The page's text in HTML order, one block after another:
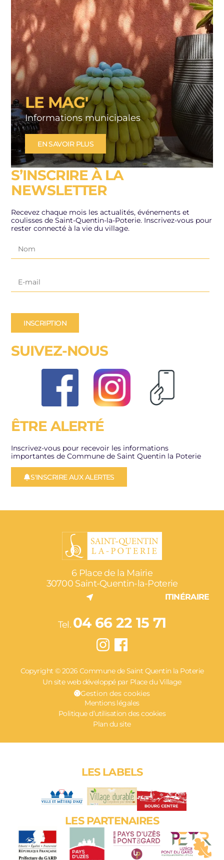
LE MAG'
Informations municipales
EN SAVOIR PLUS
S’INSCRIRE À LA
NEWSLETTER
Recevez chaque mois les actualités, événements et
coulisses de Saint-Quentin-la-Poterie. Inscrivez-vous pour
rester connecté à la vie du village.
INSCRIPTION
SUIVEZ-NOUS
ÊTRE ALERTÉ
Inscrivez-vous pour recevoir les informations
importantes de Commune de Saint Quentin la Poterie
S'INSCRIRE AUX ALERTES
6 Place de la Mairie
30700 Saint-Quentin-la-Poterie
ITINÉRAIRE
Tel. 04 66 22 15 71
Copyright © 2026 Commune de Saint Quentin la Poterie
Un site web développé par Place du Village
Gestion des cookies
Mentions légales
Politique d’utilisation des cookies
Plan du site
LES LABELS
LES PARTENAIRES